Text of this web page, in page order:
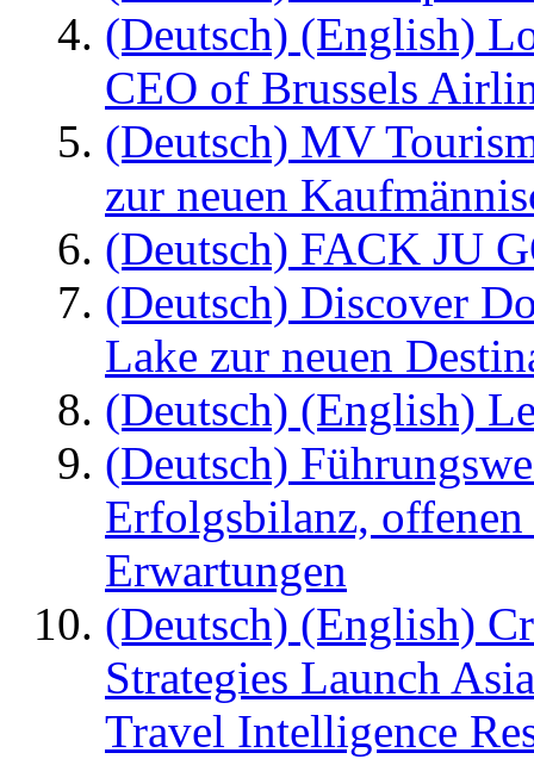
(Deutsch) (English)
CEO of Brussels
(Deutsch) MV
zur neuen
(Deutsch) FACK JU
(Deutsch) Discover
Lake zur neuen
(Deutsch) (English)
(Deutsch)
Erfolgsbilanz,
Erwartungen
(Deutsch) (English)
Strategies Launch
Travel Intelligence